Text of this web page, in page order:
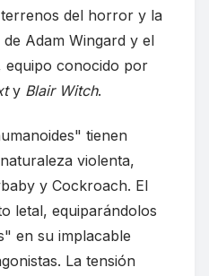
del horror y la
Adam Wingard y el
equipo conocido por
y Blair Witch.
tienen
violenta,
y Cockroach. El
letal, equiparándolos
en su implacable
La tensión